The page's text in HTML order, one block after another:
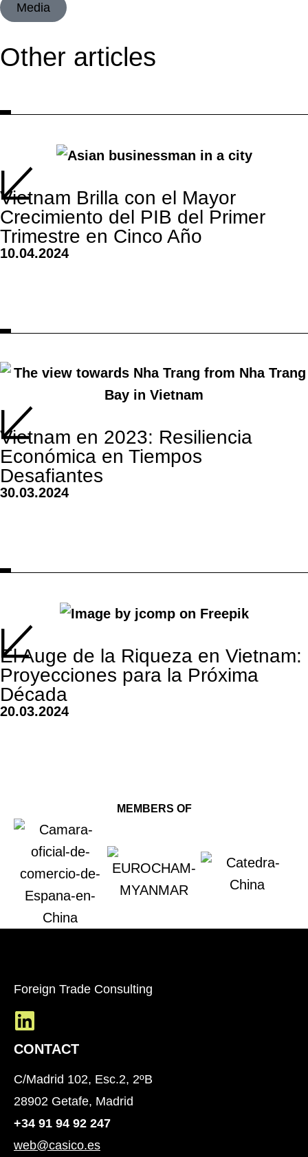
Media
Other articles
Vietnam Brilla con el Mayor
Crecimiento del PIB del Primer
Trimestre en Cinco Año
10.04.2024
Vietnam en 2023: Resiliencia
Económica en Tiempos
Desafiantes
30.03.2024
El Auge de la Riqueza en Vietnam:
Proyecciones para la Próxima
Década
20.03.2024
MEMBERS OF
Foreign Trade Consulting
CONTACT
C/Madrid 102, Esc.2, 2ºB
28902 Getafe, Madrid
+34 91 94 92 247
web@casico.es